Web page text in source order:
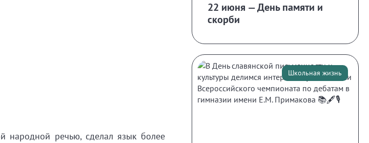
народной речью,сделал языкболее
22 июня — День памяти и
скорби
Школьная жизнь